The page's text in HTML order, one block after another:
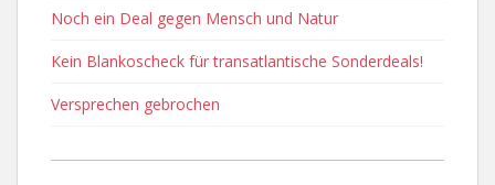
Noch ein Deal gegen Mensch und Natur
Kein Blankoscheck für transatlantische Sonderdeals!
Versprechen gebrochen